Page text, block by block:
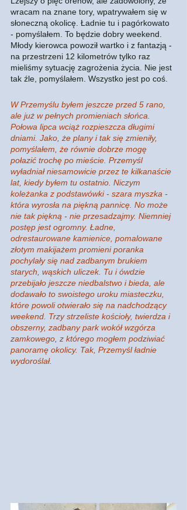
wracam na znane tory, wpatrywałem się w
słoneczną okolicę. Ładnie tu i pagórkowato
- pomyślałem. To będzie dobry weekend.
Młody kierowca powoził wartko i z fantazją -
na przestrzeni 12 kilometrów tylko raz
mieliśmy sytuację zagrożenia życia. Nie jest
tak źle, pomyślałem. Wszystko jest po coś.
W Przemyślu byłem jeszcze przed 5 rano,
ale już w pełnych promieniach słońca.
Połowa lipca wciąż rozpieszcza długimi
dniami. Jako, że plany i tak się zmieniły,
pomyślałem, że równie dobrze mogę
połazić trochę po mieście. Przemyśl
wyładniał niesamowicie przez te kilkanaście
lat, kiedy byłem tu ostatnio. Niczym
koleżanka z podstawówki - szara myszka -
która wyrosła na piękną pannicę. No może
nie tak piękną - nie przesadzajmy. Niemniej
postęp jest ogromny. Ładne,
odrestaurowane kamienice, pomalowane
złotym makijażem promieni poranka
pochylały się nad zadbanym brukiem
starych, wąskich uliczek. Tu i ówdzie
przebijało jeszcze niedbalstwo i bieda, ale
dodawało to swoistego uroku miasteczku,
które powoli otwierało się na nadchodzący
weekend. Trzy strzeliste kościoły, twierdza i
obszerny, zadbany park wokół wzgórza
zamkowego, z którego mogłem podziwiać
panoramę okolicy. Tak, Przemyśl ładnie
wydoroślał.